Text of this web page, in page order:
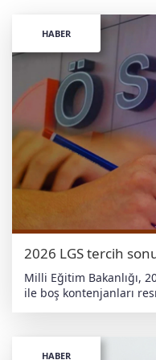
HABER
2026 LGS tercih
Milli Eğitim Bakanlığı,
ile boş kontenjanları
sonuçlarını sorgulayabiliyor. Sınavla
yerleştirmede dikkat çeken oranlar
HABER